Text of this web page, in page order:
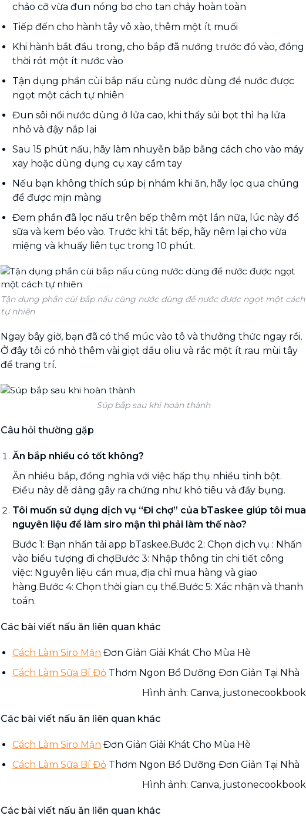
chảo cỡ vừa đun nóng bơ cho tan chảy hoàn toàn
Tiếp đến cho hành tây vô xào, thêm một ít muối
Khi hành bắt đầu trong, cho bắp đã nướng trước đó vào, đồng
thời rót một ít nước vào
Tận dụng phần cùi bắp nấu cùng nước dùng để nước được
ngọt một cách tự nhiên
Đun sôi nồi nước dùng ở lửa cao, khi thấy sủi bọt thì hạ lửa
nhỏ và đậy nắp lại
Sau 15 phút nấu, hãy làm nhuyễn bắp bằng cách cho vào máy
xay hoặc dùng dụng cụ xay cầm tay
Nếu bạn không thích súp bị nhám khi ăn, hãy lọc qua chúng
để được mịn màng
Đem phần đã lọc nấu trên bếp thêm một lần nữa, lúc này đổ
sữa và kem béo vào. Trước khi tắt bếp, hãy nêm lại cho vừa
miệng và khuấy liên tục trong 10 phút.
Tận dụng phần cùi bắp nấu cùng nước dùng để nước được ngọt một cách
tự nhiên
Ngay bây giờ, bạn đã có thể múc vào tô và thưởng thức ngay rồi.
Ở đây tôi có nhỏ thêm vài giọt dầu oliu và rắc một ít rau mùi tây
để trang trí.
Súp bắp sau khi hoàn thành
Câu hỏi thường gặp
Ăn bắp nhiều có tốt không?
Ăn nhiều bắp, đồng nghĩa với việc hấp thụ nhiều tinh bột.
Điều này dễ dàng gây ra chứng như khó tiêu và đầy bụng.
Tôi muốn sử dụng dịch vụ “Đi chợ” của bTaskee giúp tôi mua
nguyên liệu để làm siro mận thì phải làm thế nào?
Bước 1: Bạn nhấn tải app bTaskee.Bước 2: Chọn dịch vụ : Nhấn
vào biểu tượng đi chợBước 3: Nhập thông tin chi tiết công
việc: Nguyên liệu cần mua, địa chỉ mua hàng và giao
hàng.Bước 4: Chọn thời gian cụ thể.Bước 5: Xác nhận và thanh
toán.
Các bài viết nấu ăn liên quan khác
Cách Làm Siro Mận Đơn Giản Giải Khát Cho Mùa Hè
Cách Làm Sữa Bí Đỏ Thơm Ngon Bổ Dưỡng Đơn Giản Tại Nhà
Hình ảnh: Canva, justonecookbook
Các bài viết nấu ăn liên quan khác
Cách Làm Siro Mận Đơn Giản Giải Khát Cho Mùa Hè
Cách Làm Sữa Bí Đỏ Thơm Ngon Bổ Dưỡng Đơn Giản Tại Nhà
Hình ảnh: Canva, justonecookbook
Các bài viết nấu ăn liên quan khác